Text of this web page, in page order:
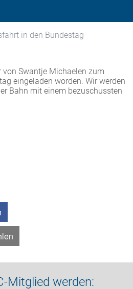
in den Bundestag
Swantje Michaelen zum
eingeladen worden. Wir werden
Bahn mit einem bezuschussten
Mitglied werden: